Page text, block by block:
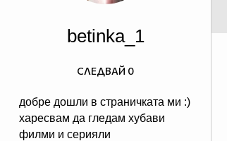
betinka_1
добре дошли в страничката ми :)
харесвам да гледам хубави
филми и серияли
СЛЕДВАЙ 0